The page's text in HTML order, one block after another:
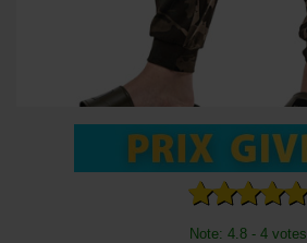
Note: 4.8 - 4 votes